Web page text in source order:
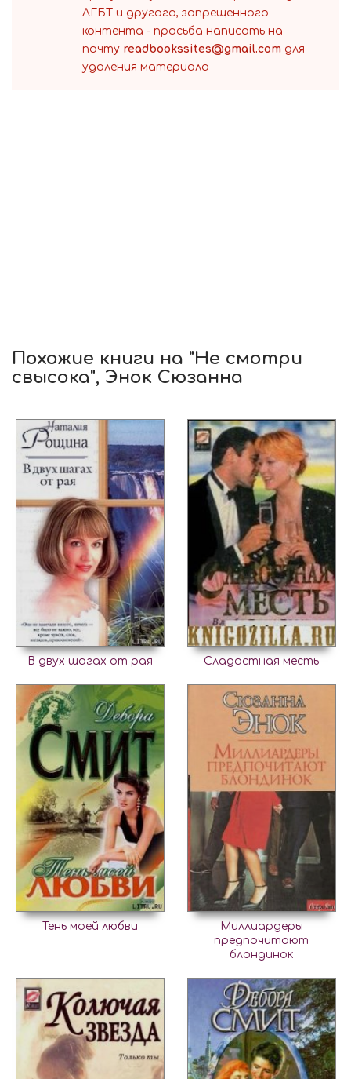
ЛГБТ и другого, запрещенного
контента - просьба написать на
почту readbookssites@gmail.com для
удаления материала
Похожие книги на "Не смотри
свысока", Энок Сюзанна
В двух шагах от рая Сладостная месть
Тень моей любви
Миллиардеры
предпочитают
блондинок